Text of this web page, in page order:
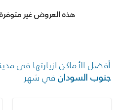
هذه العروض غير
أفضل الأماكن لزيارتها في
جنوب السودان في شهر